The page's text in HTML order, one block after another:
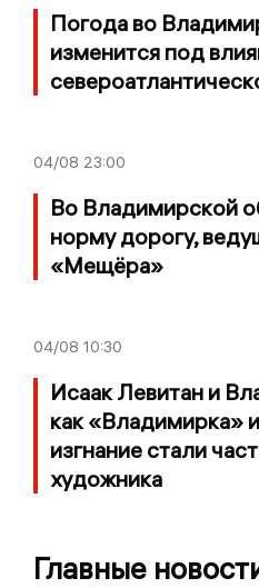
Погода во
изменится под
04/08 23:00
Во Владимирской
норму дорогу,
«Мещёра»
04/08 10:30
Исаак Левитан и
как «Владимирка»
изгнание стали
художника
Главные